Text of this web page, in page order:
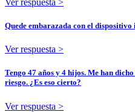
Quede embarazada con el
Ver respuesta >
Tengo 47 años y 4 hijos. Me han
riesgo. ¿Es eso cierto?
Ver respuesta >